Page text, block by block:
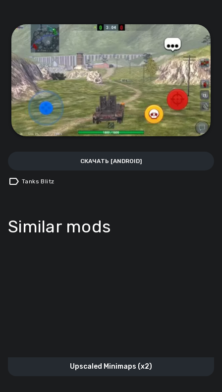
СКАЧАТЬ [ANDROID]
label Tanks Blitz
Similar mods
Upscaled Minimaps (x2)